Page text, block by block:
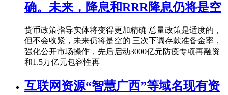
确。未来，降息和RRR降息仍将是空
货币政策指导实体将变得更加精确 总量政策是适度的，
但不会收紧，未来仍将是空的 三次下调存款准备金率，
强化公开市场操作，先后启动3000亿元防疫专项再融资
和1.5万亿元包容性再
互联网资源“智慧广西”等域名现有资